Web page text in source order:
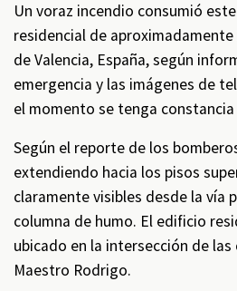
Un voraz incendio consumió
residencial de
de Valencia, España, según
emergencia y las imágenes de
el momento se tenga
Según el reporte de los
extendiendo hacia los pisos
claramente visibles desde la vía
columna de humo. El edificio
ubicado en la intersección de las
Maestro Rodrigo.